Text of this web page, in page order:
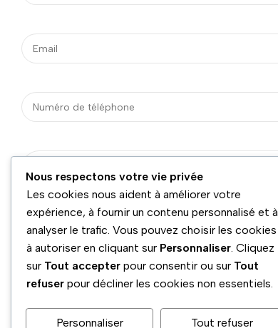
Nous respectons votre vie privée
Les cookies nous aident à améliorer votre
expérience, à fournir un contenu personnalisé et à
analyser le trafic. Vous pouvez choisir les cookies
à autoriser en cliquant sur Personnaliser. Cliquez
sur Tout accepter pour consentir ou sur Tout
refuser pour décliner les cookies non essentiels.
Personnaliser Tout refuser